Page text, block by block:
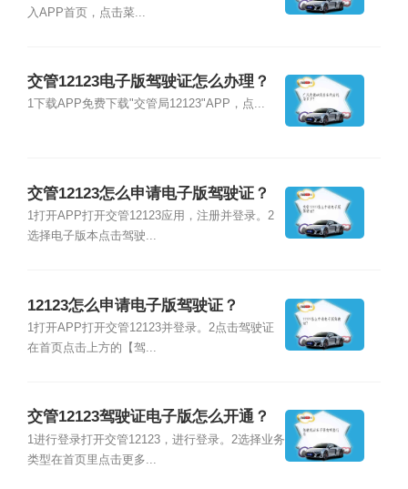
入APP首页，点击菜...
交管12123电子版驾驶证怎么办理？
1下载APP免费下载"交管局12123"APP，点...
交管12123怎么申请电子版驾驶证？
1打开APP打开交管12123应用，注册并登录。2
选择电子版本点击驾驶...
12123怎么申请电子版驾驶证？
1打开APP打开交管12123并登录。2点击驾驶证
在首页点击上方的【驾...
交管12123驾驶证电子版怎么开通？
1进行登录打开交管12123，进行登录。2选择业务
类型在首页里点击更多...